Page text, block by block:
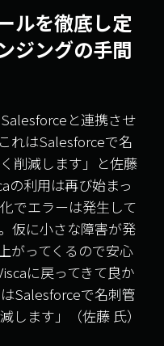
ルを徹底し定
ジングの手間
Salesforce と連携させ
れはSalesforceで名
削減します」と佐藤
の利用は再び始まっ
でエラーは発生して
仮に小さな障害が発
がってくるので安心
に戻ってきて良か
Salesforceで名刺管
します」（佐藤 氏）